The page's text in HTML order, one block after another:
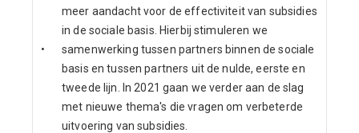
•
meer aandacht voor de effectiviteit van subsidies
in de sociale basis. Hierbij stimuleren we
samenwerking tussen partners binnen de sociale
basis en tussen partners uit de nulde, eerste en
tweede lijn. In 2021 gaan we verder aan de slag
met nieuwe thema's die vragen om verbeterde
uitvoering van subsidies.